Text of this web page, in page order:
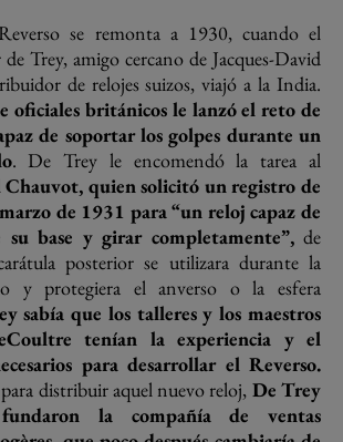
se remonta a 1930, cuando el
Trey, amigo cercano de Jacques-David
de relojes suizos, viajó a la India.
oficiales británicos le lanzó el reto de
de soportar los golpes durante un
. De Trey le encomendó la tarea al
quien solicitó un registro de
de 1931 para “un reloj capaz de
su base y girar completamente”,de
posterior se utilizara durante la
y protegiera el anverso o la esfera
sabía que los talleres y los maestros
tenían la experiencia y el
para desarrollar el Reverso.
distribuir aquel nuevo reloj, De Trey
la compañía de ventas